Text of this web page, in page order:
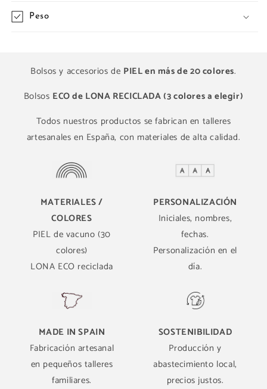
Peso
Bolsos y accesorios de PIEL en más de 20 colores.
Bolsos ECO de LONA RECICLADA (3 colores a elegir)
Todos nuestros productos se fabrican en talleres
artesanales en España, con materiales de alta calidad.
MATERIALES /
COLORES
PIEL de vacuno (30
colores)
LONA ECO reciclada
PERSONALIZACIÓN
Iniciales, nombres,
fechas.
Personalización en el
día.
MADE IN SPAIN
Fabricación artesanal
en pequeños talleres
familiares.
SOSTENIBILIDAD
Producción y
abastecimiento local,
precios justos.